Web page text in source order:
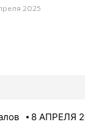
2025
8 АПРЕЛЯ